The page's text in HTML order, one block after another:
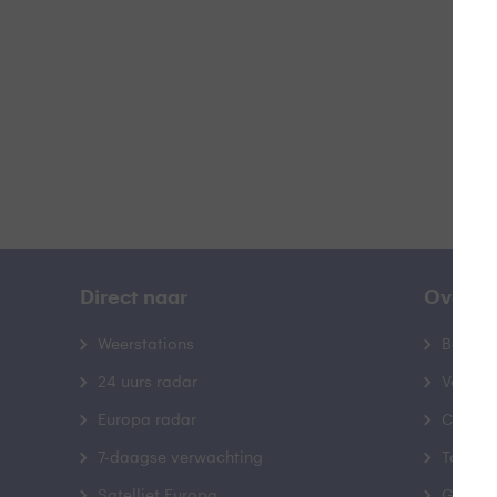
Direct naar
Weerstations
24 uurs radar
Europa radar
7-daagse verwachting
Over
Contact